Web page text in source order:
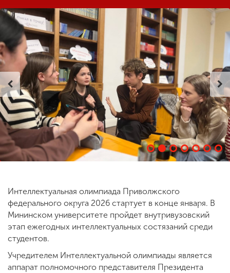
образовательной
организации
ENG SPN CHI
Приемная
комиссия
+7 (831) 262-26-20
Интеллектуальная олимпиада Приволжского
федерального округа 2026 стартует в конце января. В
Мининском университете пройдет внутривузовский
этап ежегодных интеллектуальных состязаний среди
студентов.
Учредителем Интеллектуальной олимпиады является
аппарат полномочного представителя Президента